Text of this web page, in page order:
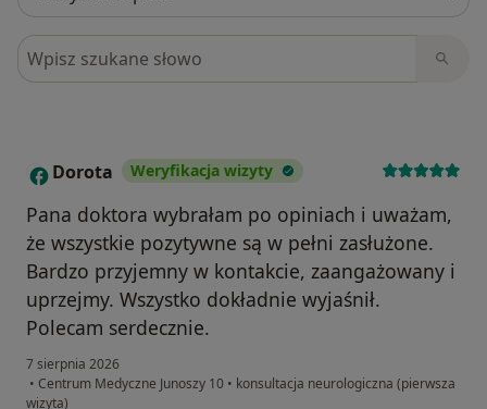
Szukaj w opiniach
D Dorota Weryfikacja wizyty
Pana doktora wybrałam po opiniach i uważam,
że wszystkie pozytywne są w pełni zasłużone.
Bardzo przyjemny w kontakcie, zaangażowany i
uprzejmy. Wszystko dokładnie wyjaśnił.
Polecam serdecznie.
7 sierpnia 2026
• Centrum Medyczne Junoszy 10 • konsultacja neurologiczna (pierwsza
wizyta)